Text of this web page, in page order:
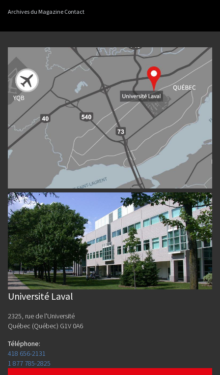
Archives du Magazine Contact
Université Laval
2325, rue de l'Université
Québec (Québec) G1V 0A6
Téléphone:
418 656-2131
1 877 785-2825